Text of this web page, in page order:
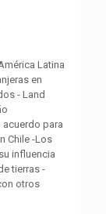
Latina
en
- Land
para
Chile -Los
influencia
tierras -
otros